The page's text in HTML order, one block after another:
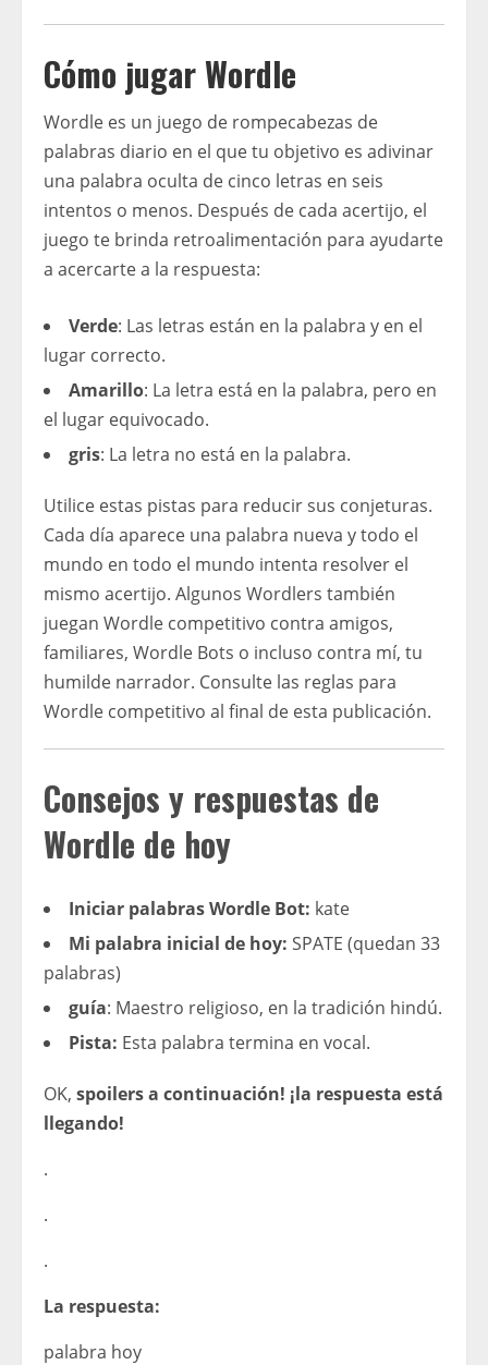
Cómo jugar Wordle
Wordle es un juego de rompecabezas de
palabras diario en el que tu objetivo es adivinar
una palabra oculta de cinco letras en seis
intentos o menos. Después de cada acertijo, el
juego te brinda retroalimentación para ayudarte
a acercarte a la respuesta:
Verde: Las letras están en la palabra y en el
lugar correcto.
Amarillo: La letra está en la palabra, pero en
el lugar equivocado.
gris: La letra no está en la palabra.
Utilice estas pistas para reducir sus conjeturas.
Cada día aparece una palabra nueva y todo el
mundo en todo el mundo intenta resolver el
mismo acertijo. Algunos Wordlers también
juegan Wordle competitivo contra amigos,
familiares, Wordle Bots o incluso contra mí, tu
humilde narrador. Consulte las reglas para
Wordle competitivo al final de esta publicación.
Consejos y respuestas de
Wordle de hoy
Iniciar palabras Wordle Bot: kate
Mi palabra inicial de hoy: SPATE (quedan 33
palabras)
guía: Maestro religioso, en la tradición hindú.
Pista: Esta palabra termina en vocal.
OK, spoilers a continuación! ¡la respuesta está
llegando!
.
.
.
La respuesta:
palabra hoy